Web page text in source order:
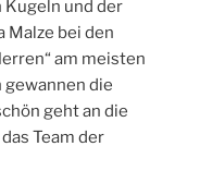
Kugeln und der
Malze bei den
am meisten
die
geht an die
Team der